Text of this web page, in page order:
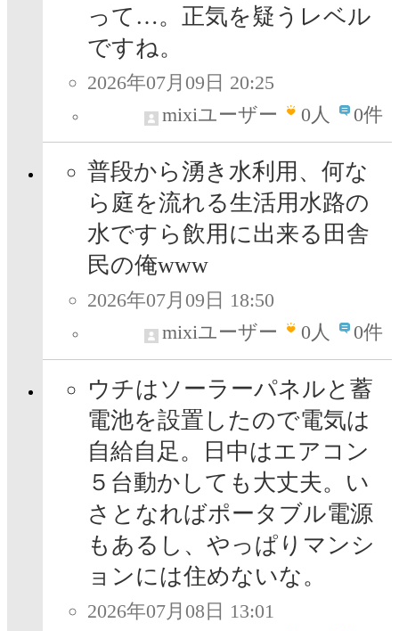
って…。正気を疑うレベル
ですね。
2026年07月09日 20:25
mixiユーザー
0人 0件
普段から湧き水利用、何な
ら庭を流れる生活用水路の
水ですら飲用に出来る田舎
民の俺www
2026年07月09日 18:50
mixiユーザー
0人 0件
ウチはソーラーパネルと蓄
電池を設置したので電気は
自給自足。日中はエアコン
５台動かしても大丈夫。い
さとなればポータブル電源
もあるし、やっぱりマンシ
ョンには住めないな。
2026年07月08日 13:01